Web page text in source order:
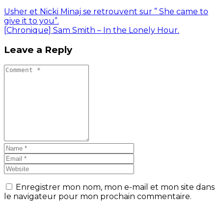
Usher et Nicki Minaj se retrouvent sur ” She came to
give it to you”.
[Chronique] Sam Smith – In the Lonely Hour.
Leave a Reply
Enregistrer mon nom, mon e-mail et mon site dans
le navigateur pour mon prochain commentaire.